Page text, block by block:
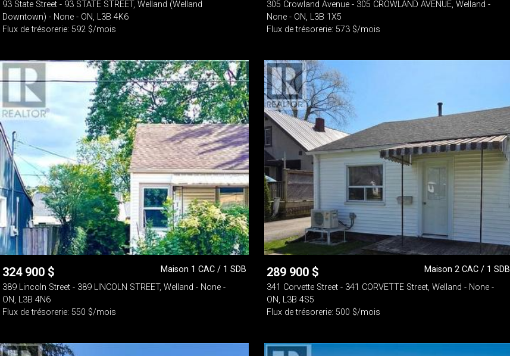
93 State Street - 93 STATE STREET, Welland (Welland
Downtown) - None - ON, L3B 4K6
Flux de trésorerie: 592 $/mois
305 Crowland Avenue - 305 CROWLAND AVENUE, Welland -
None - ON, L3B 1X5
Flux de trésorerie: 573 $/mois
324 900 $
Maison 1 CAC / 1 SDB
389 Lincoln Street - 389 LINCOLN STREET, Welland - None -
ON, L3B 4N6
Flux de trésorerie: 550 $/mois
289 900 $
Maison 2 CAC / 1 SDB
341 Corvette Street - 341 CORVETTE Street, Welland - None -
ON, L3B 4S5
Flux de trésorerie: 500 $/mois